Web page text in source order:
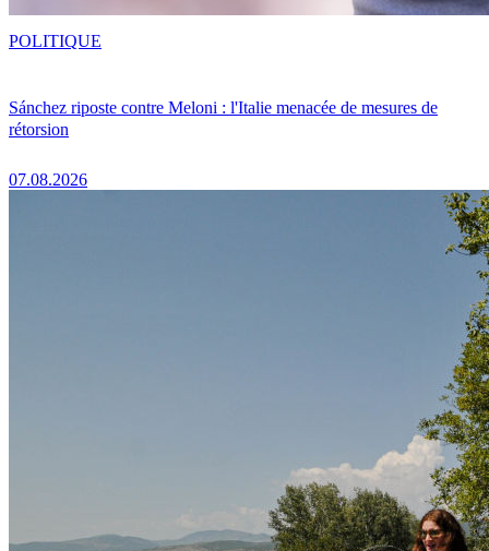
Sánchez riposte contre Meloni : l'Italie menacée de mesures de
rétorsion
07.08.2026
POLITIQUE